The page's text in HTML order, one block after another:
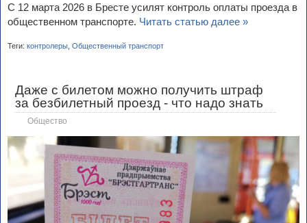
С 12 марта 2026 в Бресте усилят контроль оплаты проезда в
общественном транспорте. Читать статью далее »
Теги: контролеры Общественный транспорт
Даже с билетом можно получить штраф
за безбилетный проезд - что надо знать
Общество